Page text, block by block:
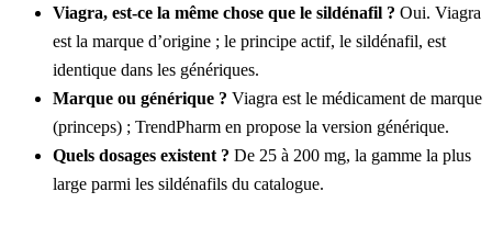
Viagra, est-ce la même chose que le sildénafil ? Oui. Viagra
est la marque d’origine ; le principe actif, le sildénafil, est
identique dans les génériques.
Marque ou générique ? Viagra est le médicament de marque
(princeps) ; TrendPharm en propose la version générique.
Quels dosages existent ? De 25 à 200 mg, la gamme la plus
large parmi les sildénafils du catalogue.